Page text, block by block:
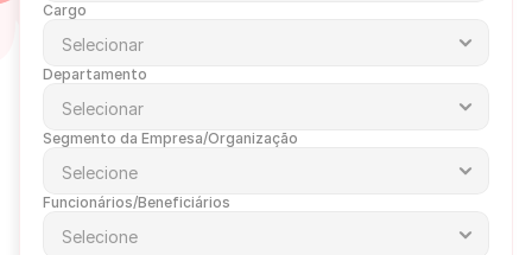
Cargo
Departamento
Segmento da Empresa/Organização
Funcionários/Beneficiários